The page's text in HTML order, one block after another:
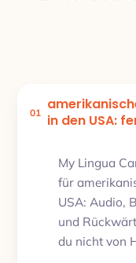
01 in den USA:
My Lingua
für
USA: Audio,
und
du nicht von